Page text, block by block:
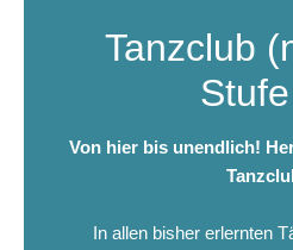
Tanzclub
Von hier bis unendlich!
In allen bisher erlernten